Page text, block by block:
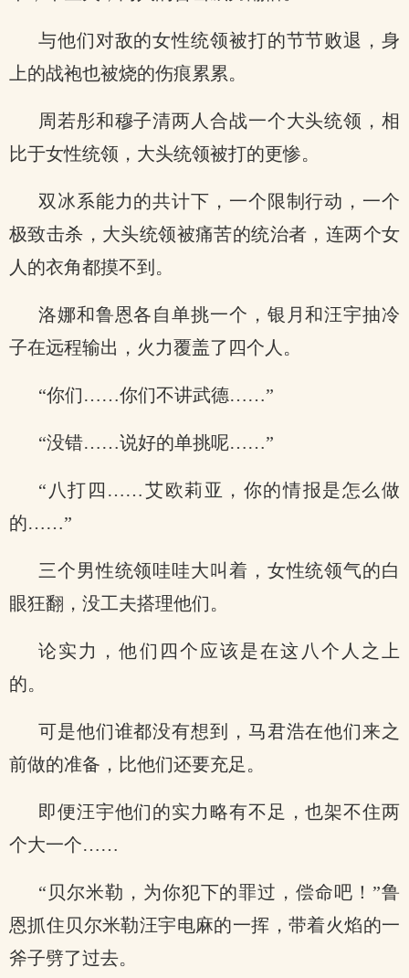
与他们对敌的女性统领被打的节节败退，身
上的战袍也被烧的伤痕累累。
周若彤和穆子清两人合战一个大头统领，相
比于女性统领，大头统领被打的更惨。
双冰系能力的共计下，一个限制行动，一个
极致击杀，大头统领被痛苦的统治者，连两个女
人的衣角都摸不到。
洛娜和鲁恩各自单挑一个，银月和汪宇抽冷
子在远程输出，火力覆盖了四个人。
“你们……你们不讲武德……”
“没错……说好的单挑呢……”
“八打四……艾欧莉亚，你的情报是怎么做
的……”
三个男性统领哇哇大叫着，女性统领气的白
眼狂翻，没工夫搭理他们。
论实力，他们四个应该是在这八个人之上
的。
可是他们谁都没有想到，马君浩在他们来之
前做的准备，比他们还要充足。
即便汪宇他们的实力略有不足，也架不住两
个大一个……
“贝尔米勒，为你犯下的罪过，偿命吧！”鲁
恩抓住贝尔米勒汪宇电麻的一挥，带着火焰的一
斧子劈了过去。